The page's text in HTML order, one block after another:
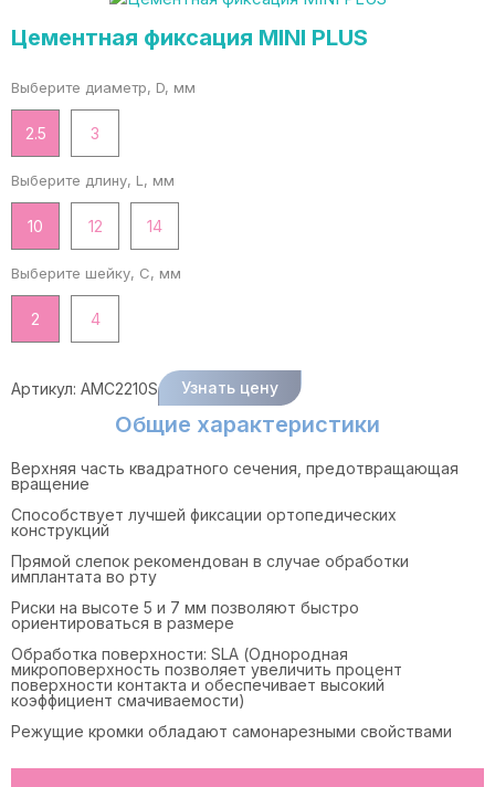
Цементная фиксация MINI PLUS
Выберите диаметр, D, мм
2.5 3
Выберите длину, L, мм
10 12 14
Выберите шейку, C, мм
2 4
Артикул: AMC2210S Узнать цену
Общие характеристики
Верхняя часть квадратного сечения, предотвращающая
вращение
Способствует лучшей фиксации ортопедических
конструкций
Прямой слепок рекомендован в случае обработки
имплантата во рту
Риски на высоте 5 и 7 мм позволяют быстро
ориентироваться в размере
Обработка поверхности: SLA (Однородная
микроповерхность позволяет увеличить процент
поверхности контакта и обеспечивает высокий
коэффициент смачиваемости)
Режущие кромки обладают самонарезными свойствами